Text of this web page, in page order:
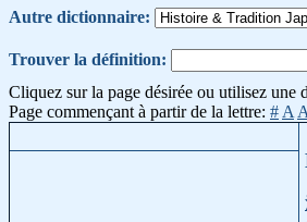
Autre dictionnaire:
Trouver la définition:
Cliquez sur la page désirée ou utilisez une
Page commençant à partir de la lettre: # A A